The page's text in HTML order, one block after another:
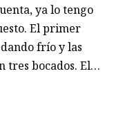
ya lo tengo
El primer
frío y las
tres bocados. El…